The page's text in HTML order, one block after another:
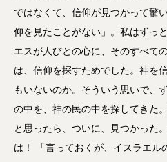
ではなくて、信仰が見つかって驚
仰を見たことがない」。私はずっ
エスが人びとの心に、そのすべて
は、信仰を探すためでした。神を
もいないのか。そういう思いで、
の中を、神の民の中を探してきた
と思ったら、ついに、見つかった
は！ 「言っておくが、イスラエル